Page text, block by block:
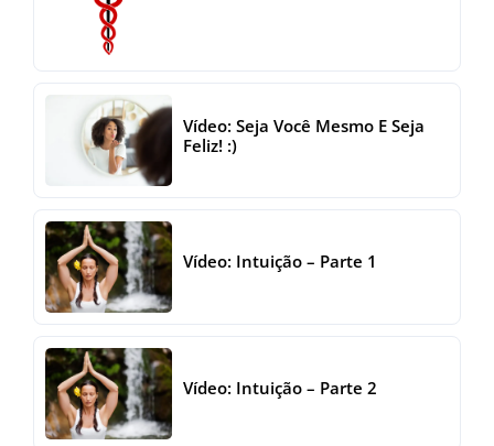
Vídeo: Seja Você Mesmo E Seja
Feliz! :)
Vídeo: Intuição – Parte 1
Vídeo: Intuição – Parte 2